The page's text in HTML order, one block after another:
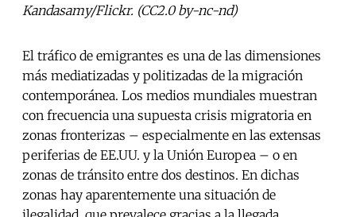
Kandasamy/Flickr. (CC2.0 by-nc-nd)
El tráfico de emigrantes es una de las dimensiones
más mediatizadas y politizadas de la migración
contemporánea. Los medios mundiales muestran
con frecuencia una supuesta crisis migratoria en
zonas fronterizas – especialmente en las extensas
periferias de EE.UU. y la Unión Europea – o en
zonas de tránsito entre dos destinos. En dichas
zonas hay aparentemente una situación de